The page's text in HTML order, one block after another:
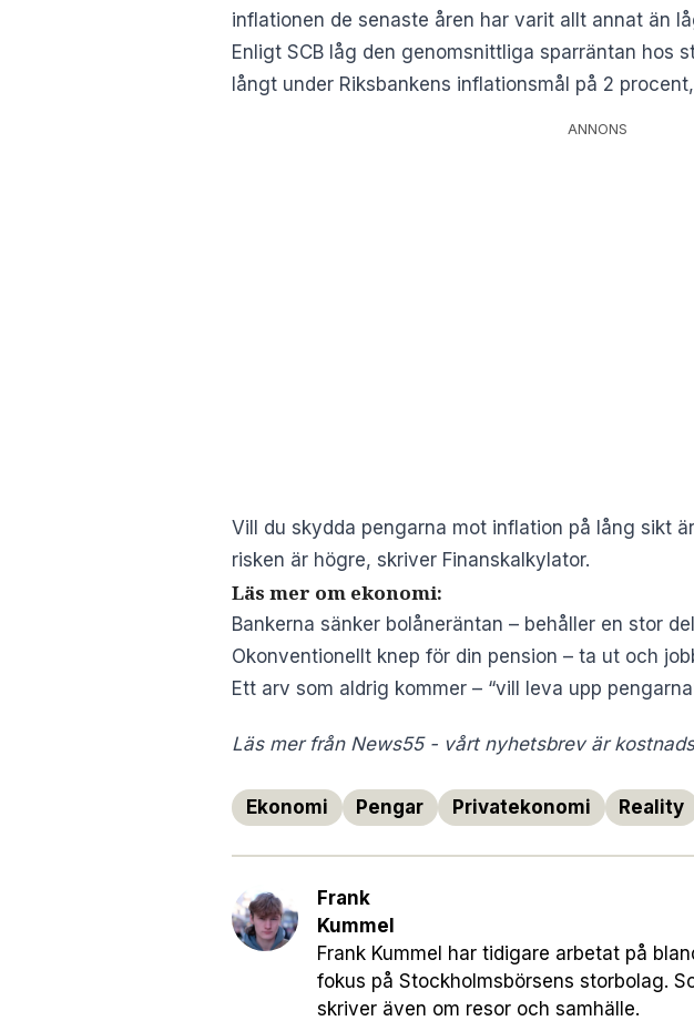
inflationen de senaste åren har varit allt annat än
Enligt SCB låg den genomsnittliga sparräntan hos
långt under Riksbankens inflationsmål på 2
ANNONS
Vill du skydda pengarna mot inflation på lång sikt
risken är högre, skriver Finanskalkylator.
Läs mer om ekonomi:
Bankerna sänker bolåneräntan – behåller en stor
Okonventionellt knep för din pension – ta ut och
Ett arv som aldrig kommer – “vill leva upp
Läs mer från News55 - vårt nyhetsbrev är
Ekonomi Pengar Privatekonomi Reality
Frank
Kummel
Frank Kummel har tidigare arbetat på
fokus på Stockholmsbörsens storbolag.
skriver även om resor och samhälle.